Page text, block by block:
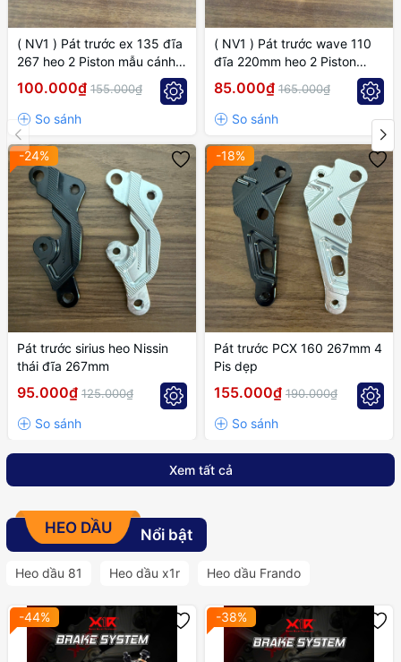
( NV1 ) Pát trước ex 135 đĩa
267 heo 2 Piston mẫu cánh
gió
100.000₫ 155.000₫
( NV1 ) Pát trước wave 110
đĩa 220mm heo 2 Piston
mẫu cánh gió
85.000₫ 165.000₫
-24%
Pát trước sirius heo Nissin
thái đĩa 267mm
95.000₫ 125.000₫
-18%
Pát trước PCX 160 267mm 4
Pis dẹp
155.000₫ 190.000₫
Xem tất cả
HEO DẦU Nổi bật
Heo dầu 81 Heo dầu x1r Heo dầu Frando
-44% -38%